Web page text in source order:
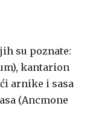
su poznate:
kantarion
arnike i sasa
(Ancmone